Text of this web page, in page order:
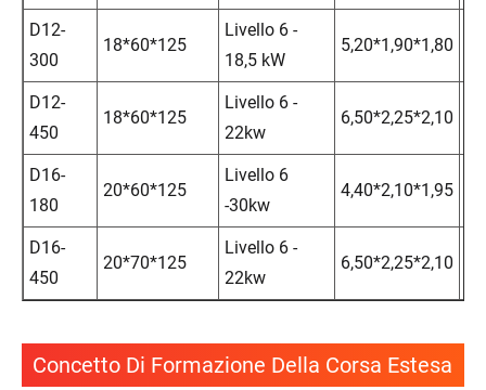
D12-
300
18*60*125
Livello 6 -
18,5 kW
5,20*1,90*1,80
D12-
450
18*60*125
Livello 6 -
22kw
6,50*2,25*2,10
D16-
180
20*60*125
Livello 6
-30kw
4,40*2,10*1,95
D16-
450
20*70*125
Livello 6 -
22kw
6,50*2,25*2,10
Concetto Di Formazione Della Corsa Estesa